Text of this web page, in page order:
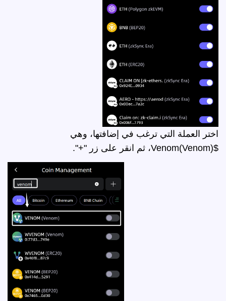
اختر العملة التي ترغب في إضافتها، وهي
$Venom(Venom)، ثم انقر على زر "+".